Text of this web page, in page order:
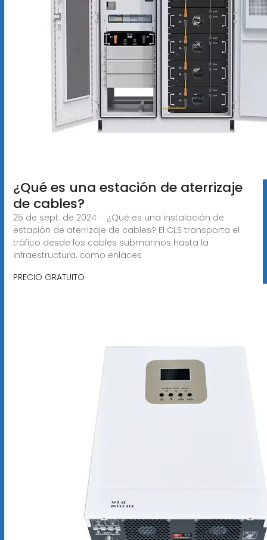
¿Qué es una estación de aterrizaje
de cables?
25 de sept. de 2024 · ¿Qué es una instalación de
estación de aterrizaje de cables? El CLS transporta el
tráfico desde los cables submarinos hasta la
infraestructura, como enlaces
PRECIO GRATUITO